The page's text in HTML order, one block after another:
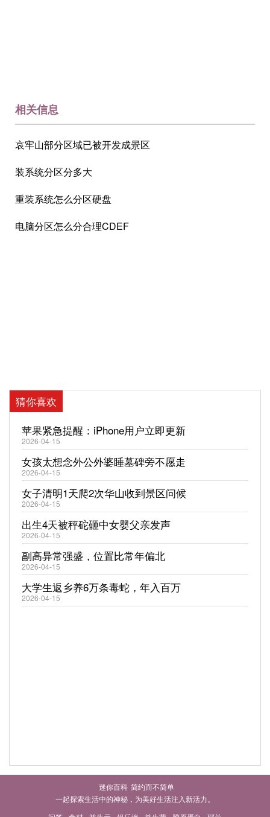
相关信息
哀牢山部分区域已被开发成景区
装系统分区分多大
重装系统怎么分区硬盘
电脑分区怎么分合理CDEF
猜你喜欢
苹果紧急提醒：iPhone用户立即更新
2026-04-15
女孩太想念外公外婆睡墓碑旁不愿走
2026-04-15
女子清明1天爬2次华山收到景区问候
2026-04-15
出生4天被秤砣砸中女婴父亲发声
2026-04-15
副高异常强盛，位置比常年偏北
2026-04-15
大学生返乡养6万条毒蛇，年入百万
2026-04-15
迷你百科 简约而不简单
一起探索生活中的神秘，为美好生活注入新活力。